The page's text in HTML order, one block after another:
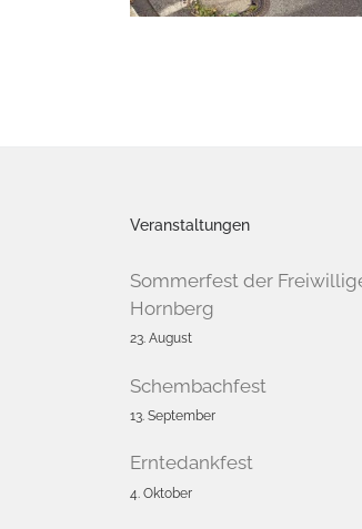
Veranstaltungen
Sommerfest der
Hornberg
23. August
Schembachfest
13. September
Erntedankfest
4. Oktober